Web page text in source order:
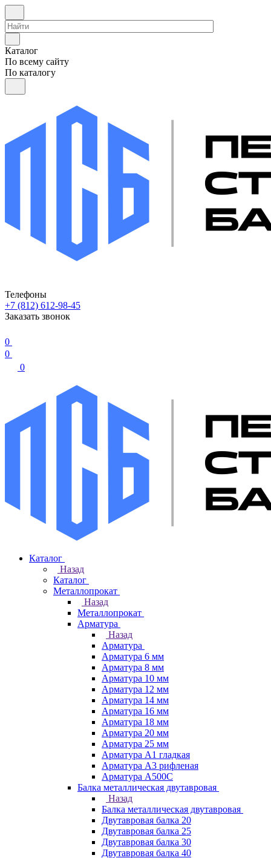
Каталог
По всему сайту
По каталогу
Телефоны
+7 (812) 612-98-45
Заказать звонок
0
0
0
Каталог
Назад
Каталог
Металлопрокат
Назад
Металлопрокат
Арматура
Назад
Арматура
Арматура 6 мм
Арматура 8 мм
Арматура 10 мм
Арматура 12 мм
Арматура 14 мм
Арматура 16 мм
Арматура 18 мм
Арматура 20 мм
Арматура 25 мм
Арматура А1 гладкая
Арматура А3 рифленая
Арматура А500С
Балка металлическая двутавровая
Назад
Балка металлическая двутавровая
Двутавровая балка 20
Двутавровая балка 25
Двутавровая балка 30
Двутавровая балка 40